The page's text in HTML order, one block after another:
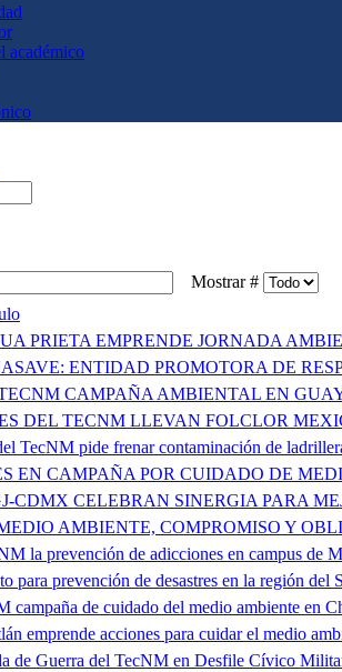
académico
Mostrar #
PRIETA EMPRENDE JORNADA
ENTIDAD PROMOTORA DE
CAMPAÑA AMBIENTAL EN
DEL TECNM LLEVAN FOLCLOR
TecNM pide frenar contaminación de
EN CAMPAÑA POR CUIDADO DE
CDMX CELEBRAN SINERGIA PARA
AMBIENTE, COMPROMISO Y
la prevención de adicciones en campus de
para prevención de desastres en la región del
campaña de cuidado del medio ambiente en
emprende acciones para cuidar el medio
de Guerra del TecNM en Desfile Cívico